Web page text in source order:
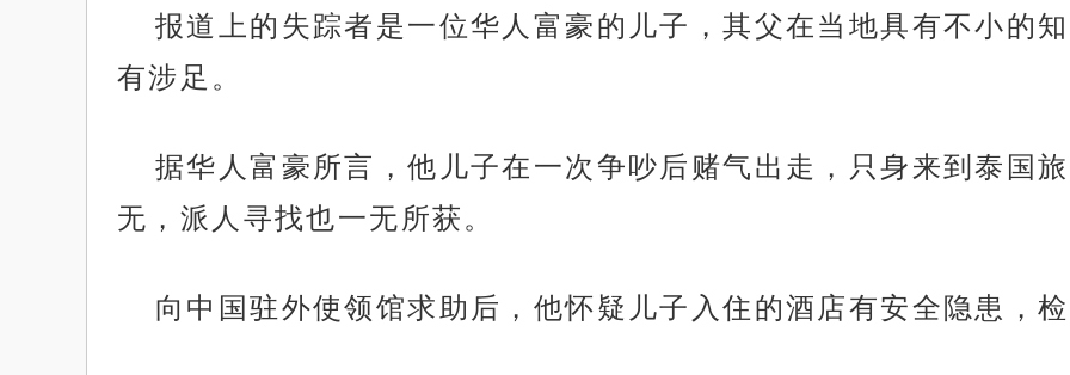
报道上的失踪者是一位华人富豪的儿子，其父在当地具有不小的
有涉足。
据华人富豪所言，他儿子在一次争吵后赌气出走，只身来到泰国
无，派人寻找也一无所获。
向中国驻外使领馆求助后，他怀疑儿子入住的酒店有安全隐患，